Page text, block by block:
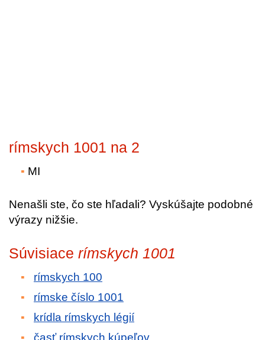
rímskych 1001 na 2
MI
Nenašli ste, čo ste hľadali? Vyskúšajte podobné
výrazy nižšie.
Súvisiace rímskych 1001
rímskych 100
rímske číslo 1001
krídla rímskych légií
časť rímskych kúpeľov